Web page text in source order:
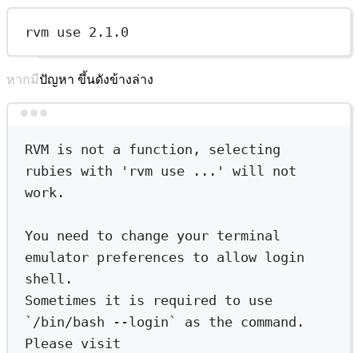
rvm use 2.1.0
หากมีปัญหา ขึ้นดังข้างล่าง
RVM is not a function,
selecting
rubies with 'rvm use ...' will not
work.
You need to change your terminal
emulator preferences to allow login
shell.
Sometimes it is required to use
` /bin/bash --login ` as the command.
Please visit